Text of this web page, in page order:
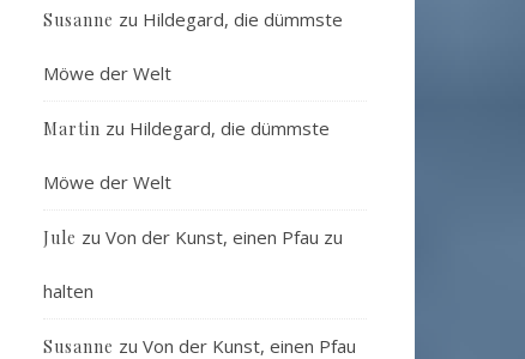
Susanne zu Hildegard, die dümmste
Möwe der Welt
Martin zu Hildegard, die dümmste
Möwe der Welt
Jule zu Von der Kunst, einen Pfau zu
halten
Susanne zu Von der Kunst, einen Pfau